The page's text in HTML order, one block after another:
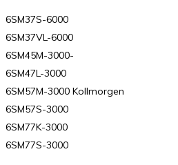
6SM37S-6000
6SM37VL-6000
6SM45M-3000-
6SM47L-3000
6SM57M-3000 Kollmorgen
6SM57S-3000
6SM77K-3000
6SM77S-3000